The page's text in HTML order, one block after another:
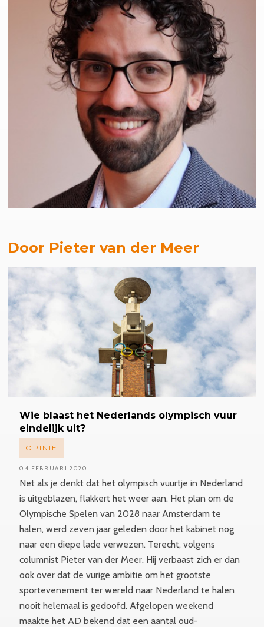
Door Pieter van der Meer
Wie blaast het Nederlands olympisch vuur
eindelijk uit?
Net als je denkt dat het olympisch vuurtje in Nederland
is uitgeblazen, flakkert het weer aan. Het plan om de
Olympische Spelen van 2028 naar Amsterdam te
halen, werd zeven jaar geleden door het kabinet nog
naar een diepe lade verwezen. Terecht, volgens
columnist Pieter van der Meer. Hij verbaast zich er dan
ook over dat de vurige ambitie om het grootste
sportevenement ter wereld naar Nederland te halen
nooit helemaal is gedoofd. Afgelopen weekend
maakte het AD bekend dat een aantal oud-
OPINIE
04 FEBRUARI 2020